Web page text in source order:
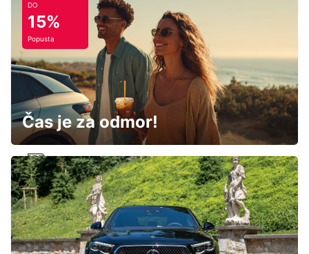
EPINAY GENNEVILLIERS
EPINAY SUR SEINE - FRANCE
PARIS GARE SAINT-LAZARE RAILWAY
STATION
PARIS - FRANCE
DO
15%
Popusta
Čas je za odmor!